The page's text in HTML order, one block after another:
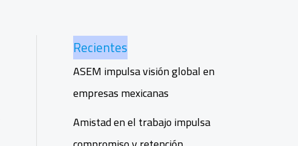
Recientes
ASEM impulsa visión global en
empresas mexicanas
Amistad en el trabajo impulsa